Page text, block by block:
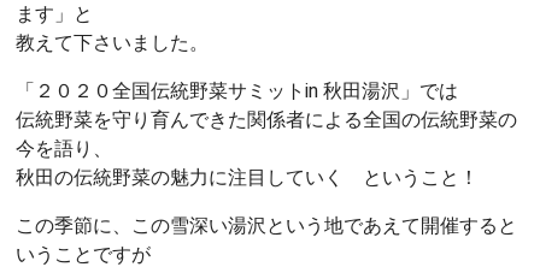
ます」と
教えて下さいました。
「２０２０全国伝統野菜サミットin 秋田湯沢」では
伝統野菜を守り育んできた関係者による全国の伝統野菜の
今を語り、
秋田の伝統野菜の魅力に注目していく ということ！
この季節に、この雪深い湯沢という地であえて開催すると
いうことですが